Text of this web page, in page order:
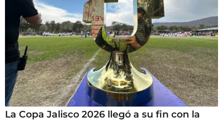
La Copa Jalisco 2026 llegó a su fin con la